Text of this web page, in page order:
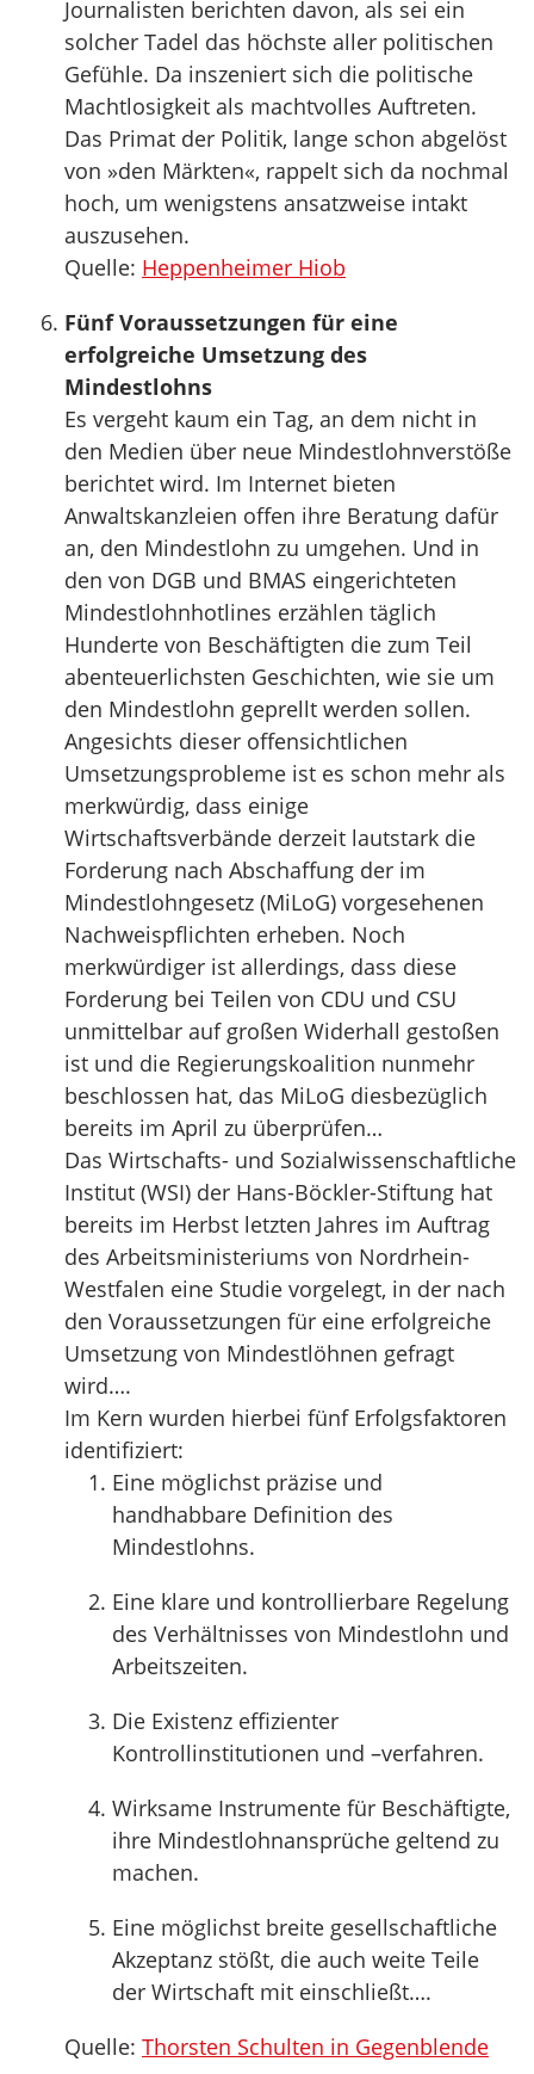
Journalisten berichten davon, als sei ein
solcher Tadel das höchste aller politischen
Gefühle. Da inszeniert sich die politische
Machtlosigkeit als machtvolles Auftreten.
Das Primat der Politik, lange schon abgelöst
von »den Märkten«, rappelt sich da nochmal
hoch, um wenigstens ansatzweise intakt
auszusehen.
Quelle: Heppenheimer Hiob
Fünf Voraussetzungen für eine
erfolgreiche Umsetzung des
Mindestlohns
Es vergeht kaum ein Tag, an dem nicht in
den Medien über neue Mindestlohnverstöße
berichtet wird. Im Internet bieten
Anwaltskanzleien offen ihre Beratung dafür
an, den Mindestlohn zu umgehen. Und in
den von DGB und BMAS eingerichteten
Mindestlohnhotlines erzählen täglich
Hunderte von Beschäftigten die zum Teil
abenteuerlichsten Geschichten, wie sie um
den Mindestlohn geprellt werden sollen.
Angesichts dieser offensichtlichen
Umsetzungsprobleme ist es schon mehr als
merkwürdig, dass einige
Wirtschaftsverbände derzeit lautstark die
Forderung nach Abschaffung der im
Mindestlohngesetz (MiLoG) vorgesehenen
Nachweispflichten erheben. Noch
merkwürdiger ist allerdings, dass diese
Forderung bei Teilen von CDU und CSU
unmittelbar auf großen Widerhall gestoßen
ist und die Regierungskoalition nunmehr
beschlossen hat, das MiLoG diesbezüglich
bereits im April zu überprüfen…
Das Wirtschafts- und Sozialwissenschaftliche
Institut (WSI) der Hans-Böckler-Stiftung hat
bereits im Herbst letzten Jahres im Auftrag
des Arbeitsministeriums von Nordrhein-
Westfalen eine Studie vorgelegt, in der nach
den Voraussetzungen für eine erfolgreiche
Umsetzung von Mindestlöhnen gefragt
wird….
Im Kern wurden hierbei fünf Erfolgsfaktoren
identifiziert:
Eine möglichst präzise und
handhabbare Definition des
Mindestlohns.
Eine klare und kontrollierbare Regelung
des Verhältnisses von Mindestlohn und
Arbeitszeiten.
Die Existenz effizienter
Kontrollinstitutionen und –verfahren.
Wirksame Instrumente für Beschäftigte,
ihre Mindestlohnansprüche geltend zu
machen.
Eine möglichst breite gesellschaftliche
Akzeptanz stößt, die auch weite Teile
der Wirtschaft mit einschließt….
Quelle: Thorsten Schulten in Gegenblende